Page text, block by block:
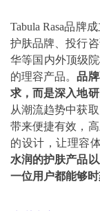
Tabula Rasa品牌
护肤品牌、投行
华等国内外顶级
的理容产品。品
求，而是深入地
从潮流趋势中获
带来便捷有效，
的设计，让理容
水润的护肤产品
一位用户都能够